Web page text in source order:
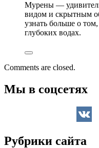
Мурены —
видом и скрытным
узнать больше о
глубоких водах.
Comments are closed.
Мы в соцсетях
Рубрики сайта